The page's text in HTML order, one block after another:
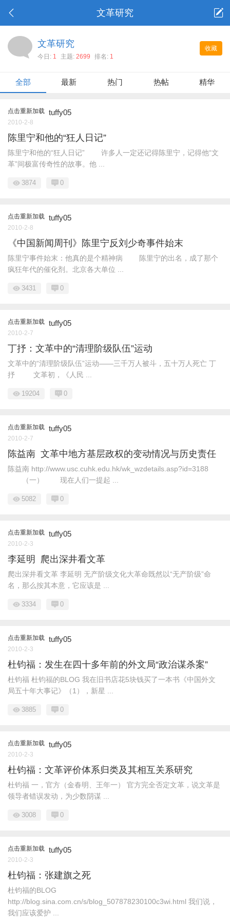
文革研究
收藏
文革研究
今日: 1 主题: 2699 排名: 1
全部 最新 热门 热帖 精华
点击重新加载 tuffy05
2010-2-8
陈里宁和他的“狂人日记”
陈里宁和他的“狂人日记” 许多人一定还记得陈里宁，记得他“文
革”间极富传奇性的故事。他 ...
3874 0
点击重新加载 tuffy05
2010-2-8
《中国新闻周刊》陈里宁反刘少奇事件始末
陈里宁事件始末：他真的是个精神病 陈里宁的出名，成了那个
疯狂年代的催化剂。北京各大单位 ...
3431 0
点击重新加载 tuffy05
2010-2-7
丁抒：文革中的“清理阶级队伍”运动
文革中的“清理阶级队伍”运动——三千万人被斗，五十万人死亡 丁
抒 文革初，《人民 ...
19204 0
点击重新加载 tuffy05
2010-2-7
陈益南 文革中地方基层政权的变动情况与历史责任
陈益南 http://www.usc.cuhk.edu.hk/wk_wzdetails.asp?id=3188
（一） 现在人们一提起 ...
5082 0
点击重新加载 tuffy05
2010-2-3
李延明 爬出深井看文革
爬出深井看文革 李延明 无产阶级文化大革命既然以“无产阶级”命
名，那么按其本意，它应该是 ...
3334 0
点击重新加载 tuffy05
2010-2-3
杜钧福：发生在四十多年前的外文局“政治谋杀案”
杜钧福 杜钧福的BLOG 我在旧书店花5块钱买了一本书《中国外文
局五十年大事记》（1），新星 ...
3885 0
点击重新加载 tuffy05
2010-2-3
杜钧福：文革评价体系归类及其相互关系研究
杜钧福 一，官方（金春明、王年一） 官方完全否定文革，说文革是
领导者错误发动，为少数阴谋 ...
3008 0
点击重新加载 tuffy05
2010-2-3
杜钧福：张建旗之死
杜钧福的BLOG
http://blog.sina.com.cn/s/blog_507878230100c3wi.html 我们说，
我们应该爱护 ...